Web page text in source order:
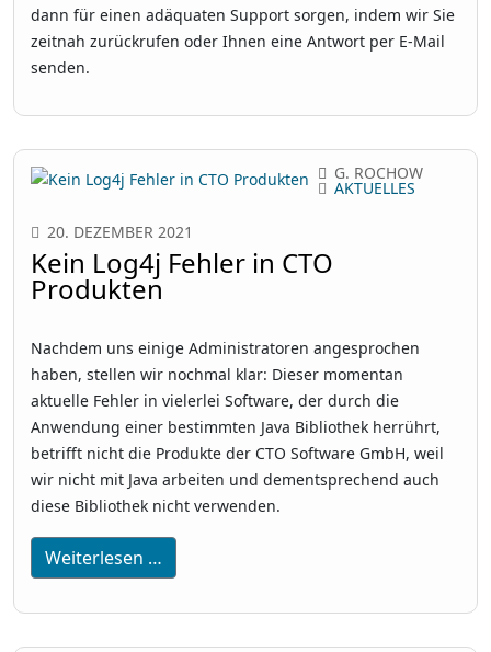
dann für einen adäquaten Support sorgen, indem wir Sie
zeitnah zurückrufen oder Ihnen eine Antwort per E-Mail
senden.
G. ROCHOW
AKTUELLES
20. DEZEMBER 2021
Kein Log4j Fehler in CTO
Produkten
Nachdem uns einige Administratoren angesprochen
haben, stellen wir nochmal klar: Dieser momentan
aktuelle Fehler in vielerlei Software, der durch die
Anwendung einer bestimmten Java Bibliothek herrührt,
betrifft nicht die Produkte der CTO Software GmbH, weil
wir nicht mit Java arbeiten und dementsprechend auch
diese Bibliothek nicht verwenden.
Weiterlesen …